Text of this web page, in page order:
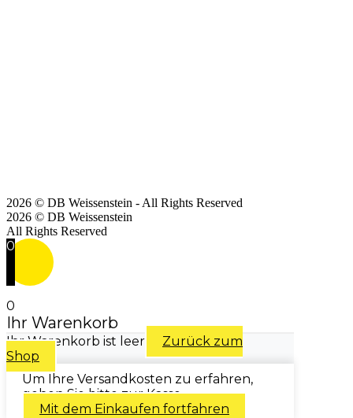
2026 © DB Weissenstein - All Rights Reserved
2026 © DB Weissenstein
All Rights Reserved
0
0
Ihr Warenkorb
Ihr Warenkorb ist leer
Zurück zum
Shop
Um Ihre Versandkosten zu erfahren,
gehen Sie bitte zur Kasse.
Mit dem Einkaufen fortfahren